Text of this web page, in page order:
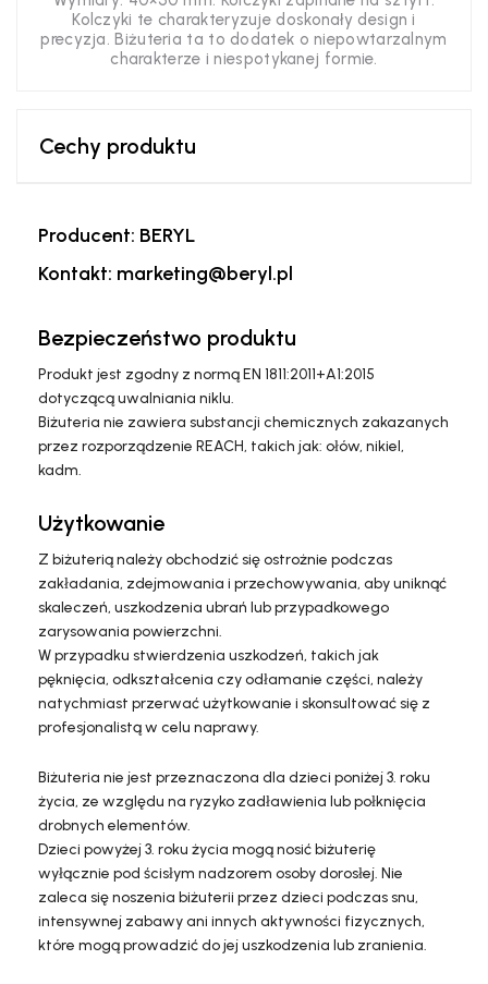
Kolczyki te charakteryzuje doskonały design i
precyzja. Biżuteria ta to dodatek o niepowtarzalnym
charakterze i niespotykanej formie.
Cechy produktu
Producent: BERYL
Kontakt: marketing@beryl.pl
Bezpieczeństwo produktu
Produkt jest zgodny z normą EN 1811:2011+A1:2015
dotyczącą uwalniania niklu.
Biżuteria nie zawiera substancji chemicznych zakazanych
przez rozporządzenie REACH, takich jak: ołów, nikiel,
kadm.
Użytkowanie
Z biżuterią należy obchodzić się ostrożnie podczas
zakładania, zdejmowania i przechowywania, aby uniknąć
skaleczeń, uszkodzenia ubrań lub przypadkowego
zarysowania powierzchni.
W przypadku stwierdzenia uszkodzeń, takich jak
pęknięcia, odkształcenia czy odłamanie części, należy
natychmiast przerwać użytkowanie i skonsultować się z
profesjonalistą w celu naprawy.
Biżuteria nie jest przeznaczona dla dzieci poniżej 3. roku
życia, ze względu na ryzyko zadławienia lub połknięcia
drobnych elementów.
Dzieci powyżej 3. roku życia mogą nosić biżuterię
wyłącznie pod ścisłym nadzorem osoby dorosłej. Nie
zaleca się noszenia biżuterii przez dzieci podczas snu,
intensywnej zabawy ani innych aktywności fizycznych,
które mogą prowadzić do jej uszkodzenia lub zranienia.